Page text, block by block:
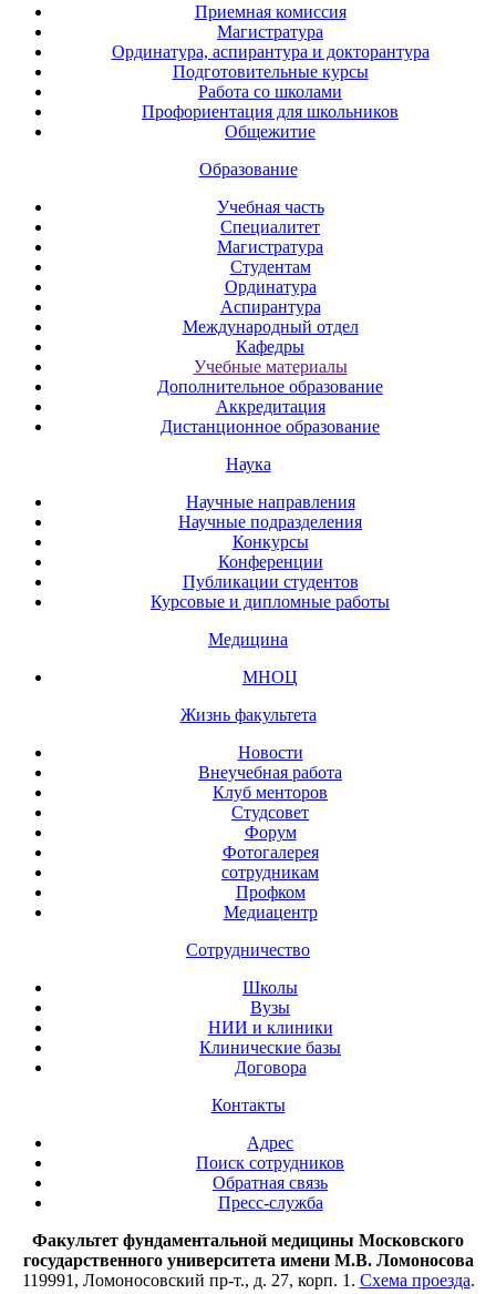
Приемная комиссия
Магистратура
Ординатура, аспирантура и докторантура
Подготовительные курсы
Работа со школами
Профориентация для школьников
Общежитие
Образование
Учебная часть
Специалитет
Магистратура
Студентам
Ординатура
Аспирантура
Международный отдел
Кафедры
Учебные материалы
Дополнительное образование
Аккредитация
Дистанционное образование
Наука
Научные направления
Научные подразделения
Конкурсы
Конференции
Публикации студентов
Курсовые и дипломные работы
Медицина
МНОЦ
Жизнь факультета
Новости
Внеучебная работа
Клуб менторов
Студсовет
Форум
Фотогалерея
сотрудникам
Профком
Медиацентр
Сотрудничество
Школы
Вузы
НИИ и клиники
Клинические базы
Договора
Контакты
Адрес
Поиск сотрудников
Обратная связь
Пресс-служба
Факультет фундаментальной медицины Московского
государственного университета имени М.В. Ломоносова
119991, Ломоносовский пр-т., д. 27, корп. 1. Схема проезда.